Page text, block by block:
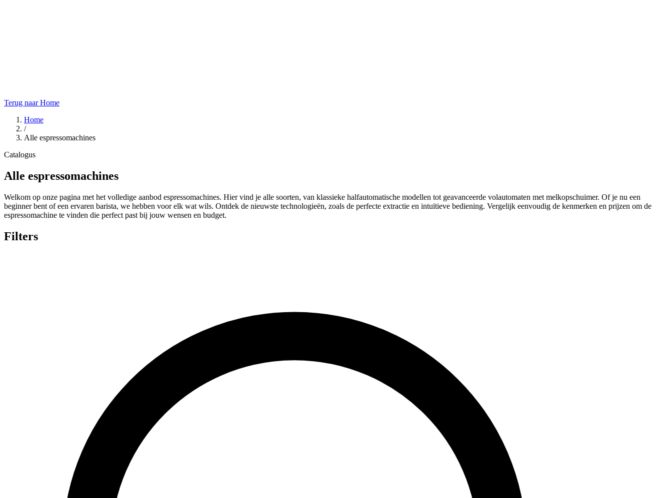
Terug naar Home
Home
/
Alle espressomachines
Catalogus
Alle espressomachines
Welkom op onze pagina met het volledige aanbod espressomachines. Hier vind je alle soorten, van klassieke halfautomatische modellen tot geavanceerde volautomaten met melkopschuimer. Of je nu een
beginner bent of een ervaren barista, we hebben voor elk wat wils. Ontdek de nieuwste technologieën, zoals de perfecte extractie en intuïtieve bediening. Vergelijk eenvoudig de kenmerken en prijzen om de
espressomachine te vinden die perfect past bij jouw wensen en budget.
Filters